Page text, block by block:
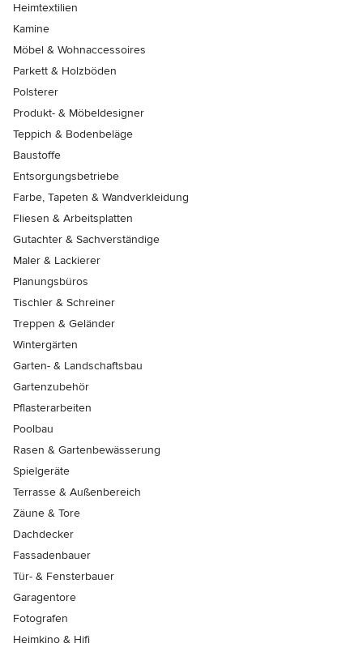
Heimtextilien
Kamine
Möbel & Wohnaccessoires
Parkett & Holzböden
Polsterer
Produkt- & Möbeldesigner
Teppich & Bodenbeläge
Baustoffe
Entsorgungsbetriebe
Farbe, Tapeten & Wandverkleidung
Fliesen & Arbeitsplatten
Gutachter & Sachverständige
Maler & Lackierer
Planungsbüros
Tischler & Schreiner
Treppen & Geländer
Wintergärten
Garten- & Landschaftsbau
Gartenzubehör
Pflasterarbeiten
Poolbau
Rasen & Gartenbewässerung
Spielgeräte
Terrasse & Außenbereich
Zäune & Tore
Dachdecker
Fassadenbauer
Tür- & Fensterbauer
Garagentore
Fotografen
Heimkino & Hifi